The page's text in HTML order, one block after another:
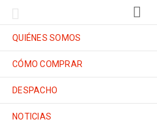
QUIÉNES SOMOS
CÓMO COMPRAR
DESPACHO
NOTICIAS